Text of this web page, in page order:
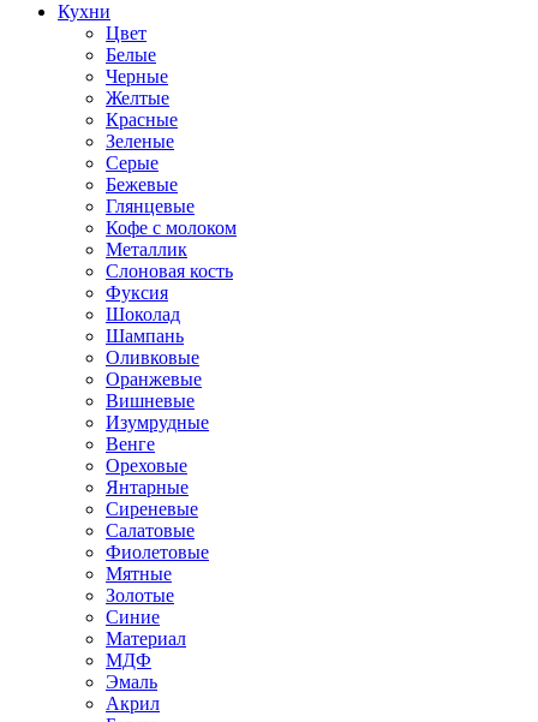
Кухни
Цвет
Белые
Черные
Желтые
Красные
Зеленые
Серые
Бежевые
Глянцевые
Кофе с молоком
Металлик
Слоновая кость
Фуксия
Шоколад
Шампань
Оливковые
Оранжевые
Вишневые
Изумрудные
Венге
Ореховые
Янтарные
Сиреневые
Салатовые
Фиолетовые
Мятные
Золотые
Синие
Материал
МДФ
Эмаль
Акрил